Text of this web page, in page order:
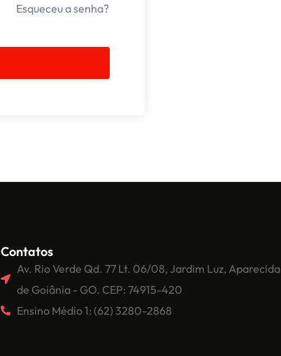
Esqueceu a senha?
Contatos
Av. Rio Verde Qd. 77 Lt. 06/08, Jardim Luz, Aparecida
de Goiânia - GO. CEP: 74915-420
Ensino Médio 1: (62) 3280-2868